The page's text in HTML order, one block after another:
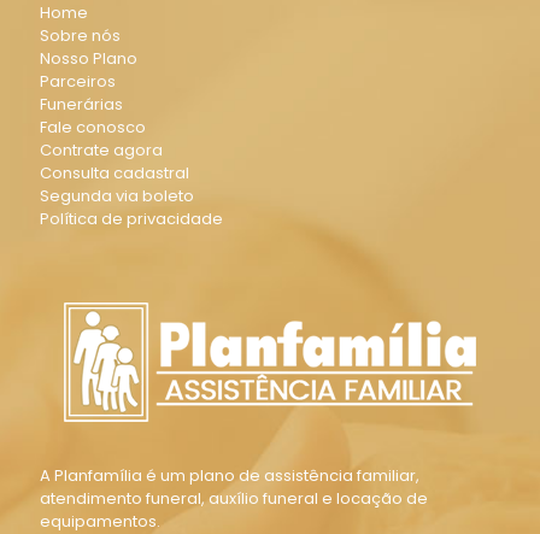
Home
Sobre nós
Nosso Plano
Parceiros
Funerárias
Fale conosco
Contrate agora
Consulta cadastral
Segunda via boleto
Política de privacidade
A Planfamília é um plano de assistência familiar,
atendimento funeral, auxílio funeral e locação de
equipamentos.